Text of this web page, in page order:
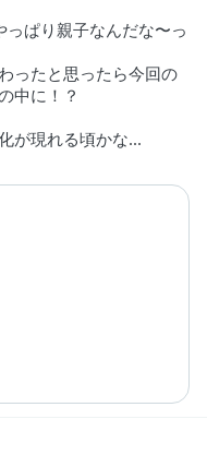
ぱり親子なんだな〜っ
ったと思ったら今回の
中に！？
が現れる頃かな...